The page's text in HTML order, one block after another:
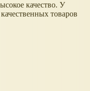
качество. У
товаров